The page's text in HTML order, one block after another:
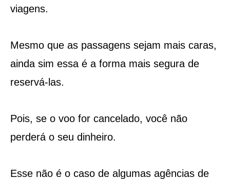
viagens.
Mesmo que as passagens sejam mais caras,
ainda sim essa é a forma mais segura de
reservá-las.
Pois, se o voo for cancelado, você não
perderá o seu dinheiro.
Esse não é o caso de algumas agências de